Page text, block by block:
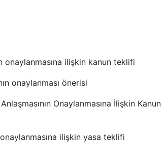
onaylanmasına ilişkin kanun teklifi
onaylanması önerisi
Onaylanmasına İlişkin Kanun
onaylanmasına ilişkin yasa teklifi